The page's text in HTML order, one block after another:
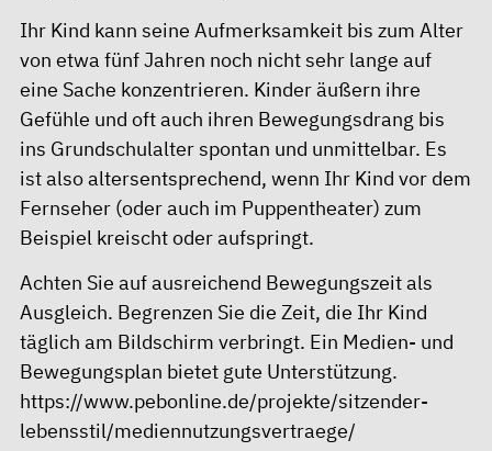
Ihr Kind kann seine Aufmerksamkeit bis zum Alter
von etwa fünf Jahren noch nicht sehr lange auf
eine Sache konzentrieren. Kinder äußern ihre
Gefühle und oft auch ihren Bewegungsdrang bis
ins Grundschulalter spontan und unmittelbar. Es
ist also altersentsprechend, wenn Ihr Kind vor dem
Fernseher (oder auch im Puppentheater) zum
Beispiel kreischt oder aufspringt.
Achten Sie auf ausreichend Bewegungszeit als
Ausgleich. Begrenzen Sie die Zeit, die Ihr Kind
täglich am Bildschirm verbringt. Ein Medien- und
Bewegungsplan bietet gute Unterstützung.
https://www.pebonline.de/projekte/sitzender-
lebensstil/mediennutzungsvertraege/